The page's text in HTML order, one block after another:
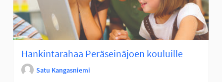
Hankintarahaa Peräseinäjoen kouluille
Satu Kangasniemi